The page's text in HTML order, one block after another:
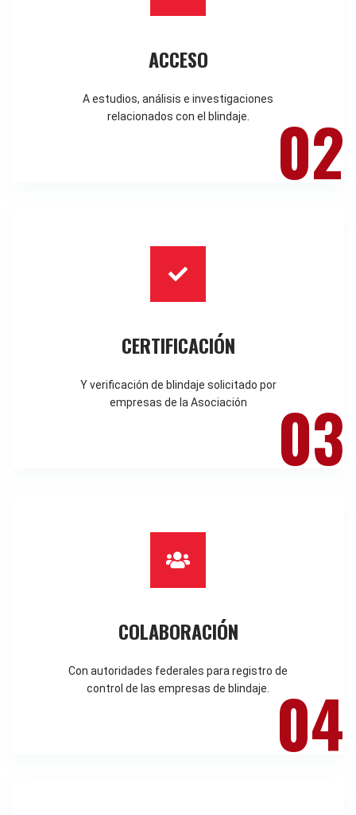
ACCESO
A estudios, análisis e investigaciones
relacionados con el blindaje.
02
CERTIFICACIÓN
Y verificación de blindaje solicitado por
empresas de la Asociación
03
COLABORACIÓN
Con autoridades federales para registro de
control de las empresas de blindaje.
04